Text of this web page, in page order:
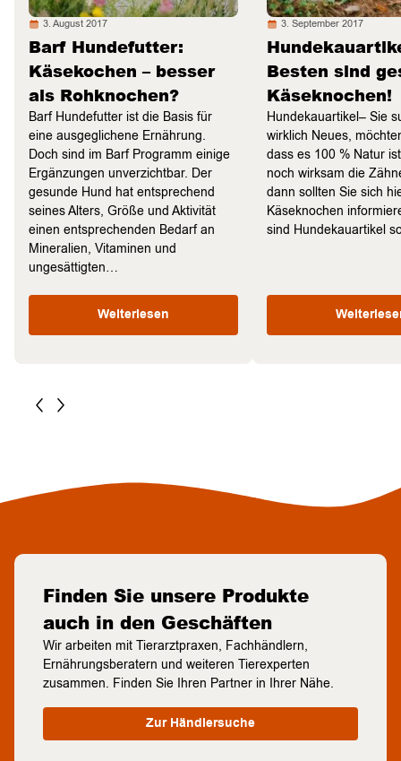
3. August 2017
Barf Hundefutter:
Käsekochen – besser
als Rohknochen?
Barf Hundefutter ist die Basis für
eine ausgeglichene Ernährung.
Doch sind im Barf Programm einige
Ergänzungen unverzichtbar. Der
gesunde Hund hat entsprechend
seines Alters, Größe und Aktivität
einen entsprechenden Bedarf an
Mineralien, Vitaminen und
ungesättigten…
Weiterlesen
3. September 2017
Besten sind
Käseknochen!
Hundekauartikel– Sie
wirklich Neues,
dass es 100 % Natur
noch wirksam die
dann sollten Sie sich
Käseknochen
sind Hundekauartikel
Finden Sie unsere Produkte
auch in den Geschäften
Wir arbeiten mit Tierarztpraxen, Fachhändlern,
Ernährungsberatern und weiteren Tierexperten
zusammen. Finden Sie Ihren Partner in Ihrer Nähe.
Zur Händlersuche